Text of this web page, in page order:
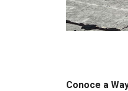
Conoce a